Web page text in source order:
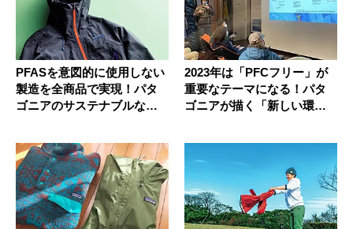
PFASを意図的に使用しない
製造を全商品で実現！パタ
ゴニアのサステナブルなレ
2023年は「PFCフリー」が
重要なテーマになる！パタ
ゴニアが描く「新しい環境